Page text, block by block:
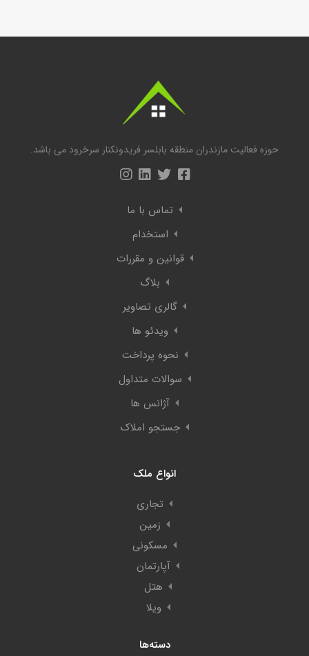
حوزه فعالیت مازندران منطقه بابلسر فریدونکنار سرخرود می باشد.
تماس با ما
استخدام
قوانین و مقررات
بلاگ
گالری تصاویر
ویدئو ها
نحوه پرداخت
سوالات متداول
آژانس ها
جستجو املاک
انواع ملک
تجاری
زمین
مسکونی
آپارتمان
هتل
ویلا
دسته‌ها